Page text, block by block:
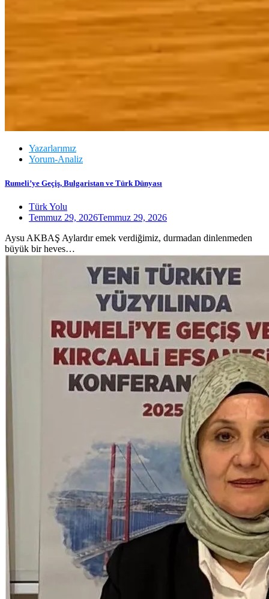
Yazarlarımız
Yorum-Analiz
Rumeli’ye Geçiş, Bulgaristan ve Türk Dünyası
Türk Yolu
Temmuz 29, 2026Temmuz 29, 2026
Aysu AKBAŞ Aylardır emek verdiğimiz, durmadan dinlenmeden
büyük bir heves…